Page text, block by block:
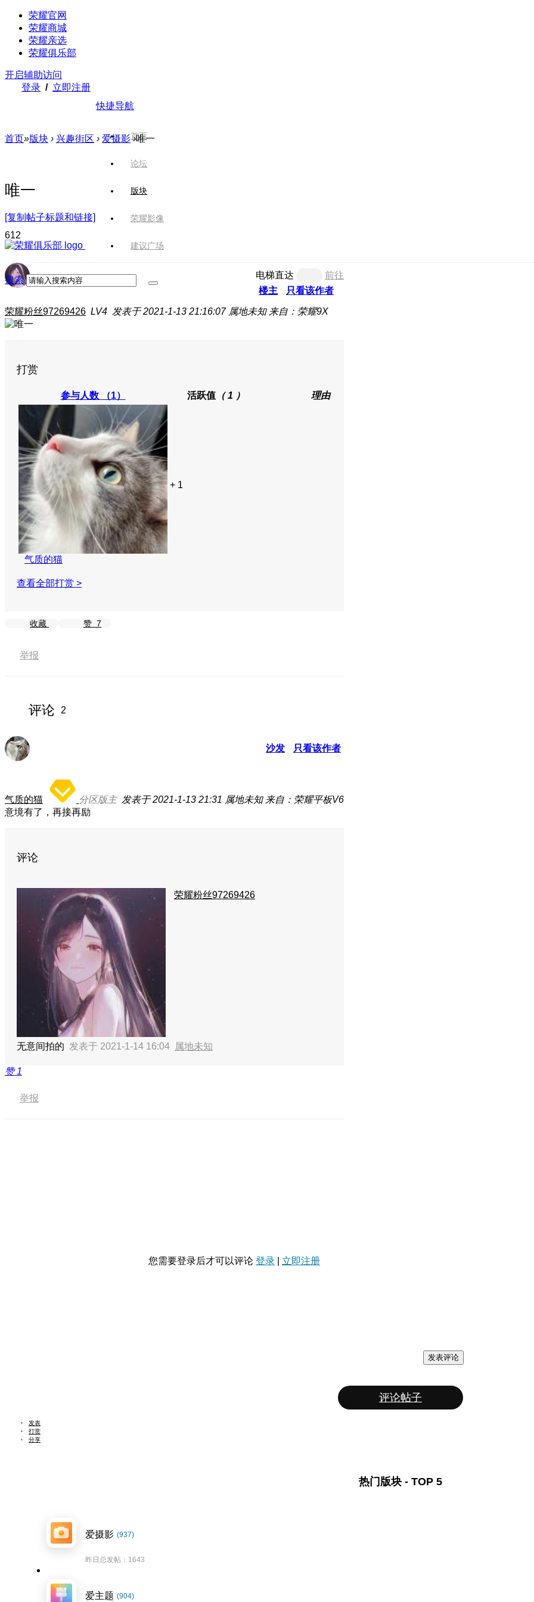
荣耀官网
荣耀商城
荣耀亲选
荣耀俱乐部
开启辅助访问
登录 / 立即注册
快捷导航
首页
论坛
版块
荣耀影像
建议广场
搜索
首页»版块 › 兴趣街区 › 爱摄影 ›唯一
唯一
[复制帖子标题和链接]
612
电梯直达
前往
楼主
只看该作者
荣耀粉丝97269426 LV4 发表于 2021-1-13 21:16:07 属地未知 来自：荣耀9X
打赏
参与人数 （1） 活跃值 （ 1 ） 理由
气质的猫
+ 1
查看全部打赏 >
收藏 赞 7
举报
评论 2
沙发 只看该作者
气质的猫 分区版主 发表于 2021-1-13 21:31 属地未知 来自：荣耀平板V6
意境有了，再接再励
评论
荣耀粉丝97269426
无意间拍的 发表于 2021-1-14 16:04 属地未知
赞1
举报
您需要登录后才可以评论 登录 立即注册
发表评论
评论帖子
发表
打赏
分享
热门版块 - TOP 5
爱摄影 (937)
昨日总发帖：1643
爱主题 (904)